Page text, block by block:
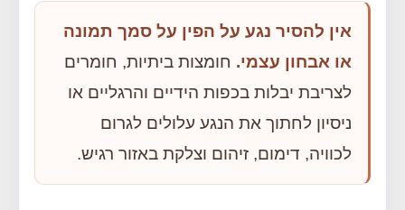
אין להסיר נגע על הפין על סמך תמונה
או אבחון עצמי.חומצות ביתיות, חומרים
לצריבת יבלות בכפות הידיים והרגליים או
ניסיון לחתוך את הנגע עלולים לגרום
לכוויה, דימום, זיהום וצלקת באזור רגיש.